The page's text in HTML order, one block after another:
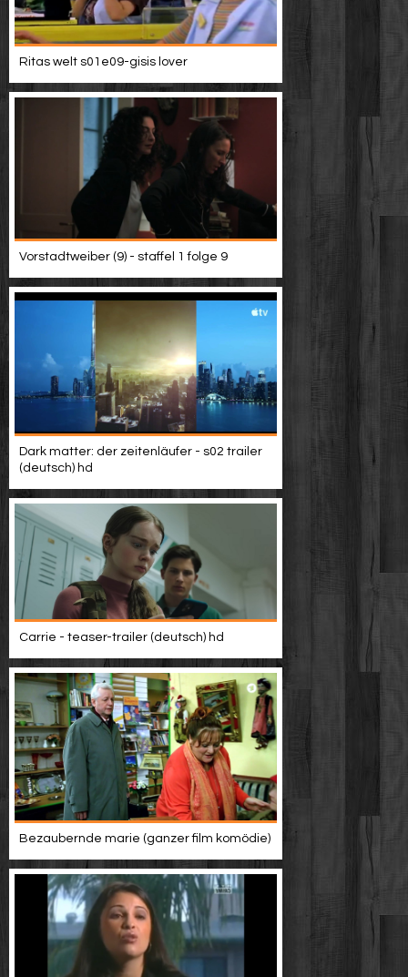
Ritas welt s01e09-gisis lover
Vorstadtweiber (9) - staffel 1 folge 9
Dark matter: der zeitenläufer - s02 trailer
(deutsch) hd
Carrie - teaser-trailer (deutsch) hd
Bezaubernde marie (ganzer film komödie)